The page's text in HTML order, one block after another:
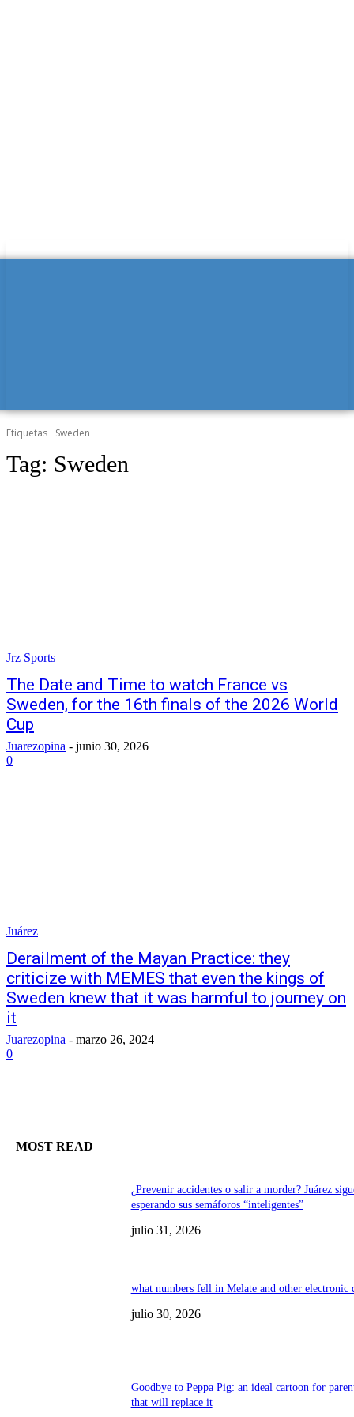
Etiquetas Sweden
Tag: Sweden
Jrz Sports
The Date and Time to watch France vs
Sweden, for the 16th finals of the 2026 World
Cup
Juarezopina - junio 30, 2026
0
Juárez
Derailment of the Mayan Practice: they
criticize with MEMES that even the kings of
Sweden knew that it was harmful to journey on
it
Juarezopina - marzo 26, 2024
0
MOST READ
¿Prevenir accidentes o salir a morder? Juárez
esperando sus semáforos “inteligentes”
julio 31, 2026
what numbers fell in Melate and other electronic
julio 30, 2026
Goodbye to Peppa Pig: an ideal cartoon for
that will replace it